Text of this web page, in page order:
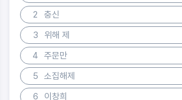
2
충신
3
위해 제
4
주문만
5
소집해제
6
이창희